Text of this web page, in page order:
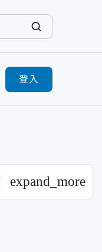
登入
expand_more